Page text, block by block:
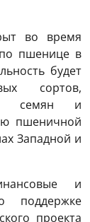
во время
пшенице в
будет
сортов,
семян и
пшеничной
Западной и
и
поддержке
проекта